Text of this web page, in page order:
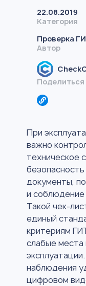
22.08.2019
Категория
Проверка
Автор
Поделиться
При
важно
техническое
документы,
и
Такой чек-
единый
критериям
слабые
наблюдения
цифровом